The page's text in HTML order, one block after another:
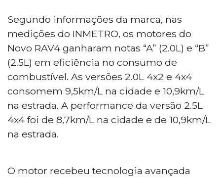
Segundo informações da marca, nas
medições do INMETRO, os motores do
Novo RAV4 ganharam notas “A” (2.0L) e “B”
(2.5L) em eficiência no consumo de
combustível. As versões 2.0L 4x2 e 4x4
consomem 9,5km/L na cidade e 10,9km/L
na estrada. A performance da versão 2.5L
4x4 foi de 8,7km/L na cidade e de 10,9km/L
na estrada.
O motor recebeu tecnologia avançada